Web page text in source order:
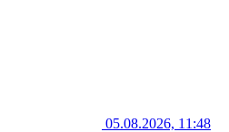
05.08.2026, 11:48